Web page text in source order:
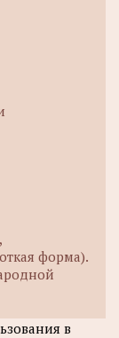
форма).
в